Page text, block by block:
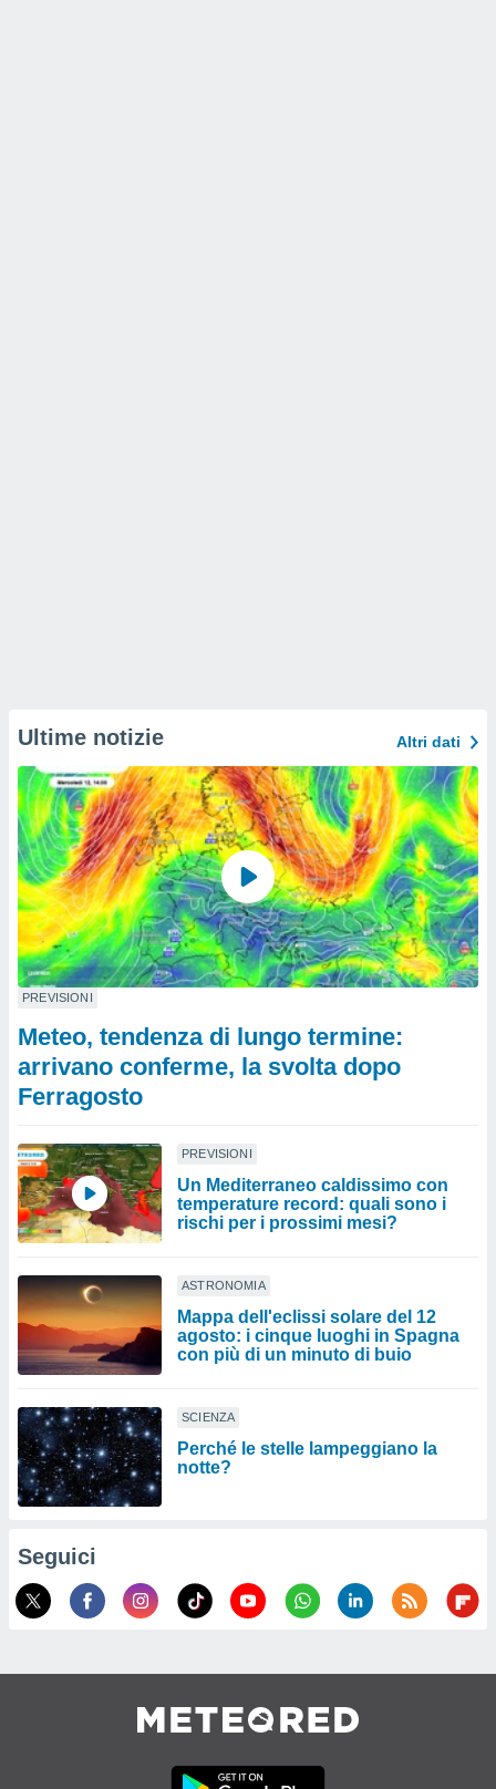
Ultime notizie Altri dati
PREVISIONI
Meteo, tendenza di lungo termine:
arrivano conferme, la svolta dopo
Ferragosto
PREVISIONI
Un Mediterraneo caldissimo con
temperature record: quali sono i
rischi per i prossimi mesi?
ASTRONOMIA
Mappa dell'eclissi solare del 12
agosto: i cinque luoghi in Spagna
con più di un minuto di buio
SCIENZA
Perché le stelle lampeggiano la
notte?
Seguici